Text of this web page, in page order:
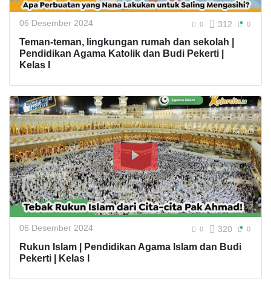
06 Desember 2024 0 312 0
Teman-teman, lingkungan rumah dan sekolah |
Pendidikan Agama Katolik dan Budi Pekerti |
Kelas I
06 Desember 2024 0 320 0
Rukun Islam | Pendidikan Agama Islam dan Budi
Pekerti | Kelas I